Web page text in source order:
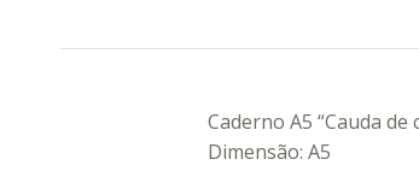
Caderno A5 “Cauda de
Dimensão: A5